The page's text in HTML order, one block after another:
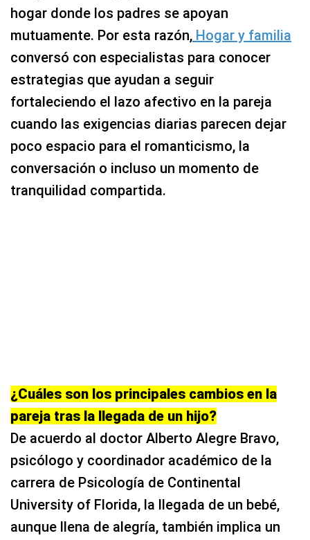
hogar donde los padres se apoyan
mutuamente. Por esta razón, Hogar y familia
conversó con especialistas para conocer
estrategias que ayudan a seguir
fortaleciendo el lazo afectivo en la pareja
cuando las exigencias diarias parecen dejar
poco espacio para el romanticismo, la
conversación o incluso un momento de
tranquilidad compartida.
¿Cuáles son los principales cambios en la
pareja tras la llegada de un hijo?
De acuerdo al doctor Alberto Alegre Bravo,
psicólogo y coordinador académico de la
carrera de Psicología de Continental
University of Florida, la llegada de un bebé,
aunque llena de alegría, también implica un